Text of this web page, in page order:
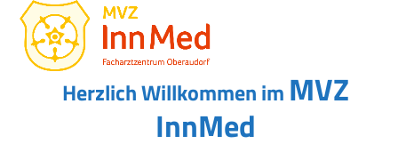
Skip
content
Open
mobile
menu
Close
mobile
menu
Herzlich Willkommen im MVZ
InnMed